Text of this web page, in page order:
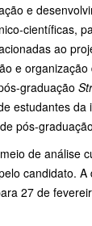
e
científicas,
ao
e organização
graduação
estudantes da
pós-
de análise
candidato. A
27 de